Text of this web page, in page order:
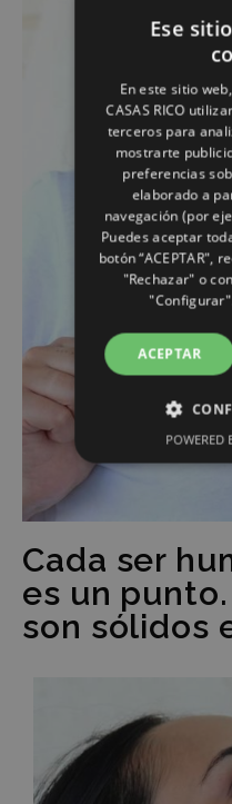
Cada ser
es un
son sólidos
Ese
En este sitio
CASAS RICO
terceros para
mostrarte
preferencias
elaborado a
navegación (por
Puedes aceptar
botón “ACEPTAR",
"Rechazar" o
ACEPTAR
POWERED